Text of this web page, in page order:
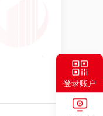
登录账户